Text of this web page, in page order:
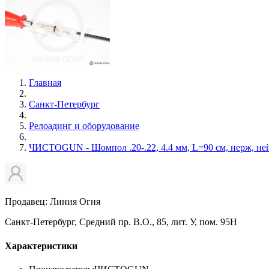
Главная
Санкт-Петербург
Релоадинг и оборудование
ЧИСТОGUN - Шомпол .20-.22, 4.4 мм, L=90 см, нерж,
Продавец: Линия Огня
Санкт-Петербург, Средний пр. В.О., 85, лит. У, пом. 95Н
Характеристики